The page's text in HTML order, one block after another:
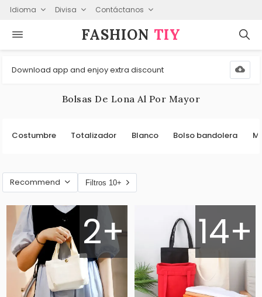
Idioma Divisa Contáctanos
FASHION⁠ TIY
Download app and enjoy extra discount
Bolsas De Lona Al Por Mayor
Costumbre Totalizador Blanco Bolso bandolera
Recommend Filtros 10+
2+ 14+